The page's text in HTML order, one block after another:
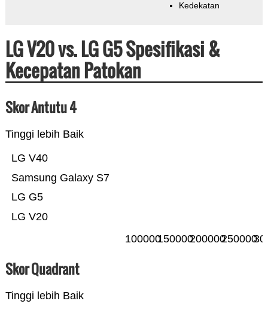
Kedekatan
LG V20 vs. LG G5 Spesifikasi &
Kecepatan Patokan
Skor Antutu 4
Tinggi lebih Baik
LG V20
LG G5
Samsung Galaxy S7
LG V40
100000150000200000250000
Skor Quadrant
Tinggi lebih Baik